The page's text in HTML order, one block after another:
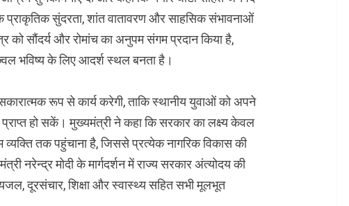
प्राकृतिक सुंदरता, शांत वातावरण और साहसिक संभावनाओं
को सौंदर्य और रोमांच का अनुपम संगम प्रदान किया है,
भविष्य के लिए आदर्श स्थल बनता है।
रूप से कार्य करेगी, ताकि स्थानीय युवाओं को अपने
हो सकें। मुख्यमंत्री ने कहा कि सरकार का लक्ष्य केवल
व्यक्ति तक पहुंचाना है, जिससे प्रत्येक नागरिक विकास की
नरेन्द्र मोदी के मार्गदर्शन में राज्य सरकार अंत्योदय की
दूरसंचार, शिक्षा और स्वास्थ्य सहित सभी मूलभूत